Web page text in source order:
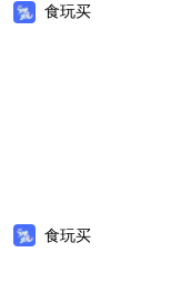
食玩买
食玩买